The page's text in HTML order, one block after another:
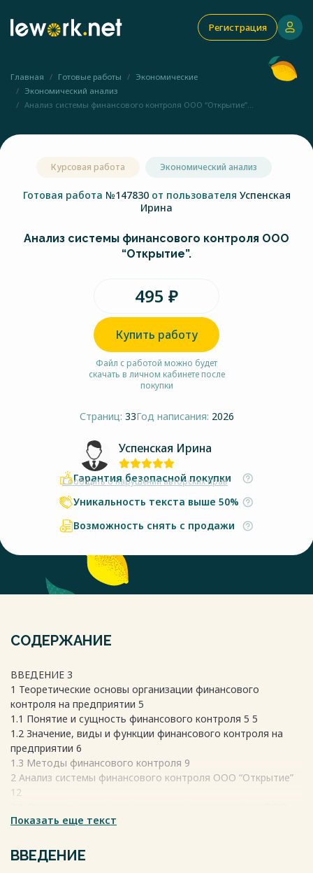
Регистрация
Главная Готовые работы
Экономические
Экономический анализ
Анализ системы финансового контроля ООО “Открытие”...
Курсовая работа Экономический анализ
Готовая работа №147830 от пользователя Успенская
Ирина
Анализ системы финансового контроля ООО
“Открытие”.
495 ₽
Купить работу
Файл с работой можно будет
скачать в личном кабинете после
покупки
Страниц: 33Год написания: 2026
Успенская Ирина
Сообщить о нарушении авторских прав
Гарантия безопасной покупки
Уникальность текста выше 50%
Возможность снять с продажи
СОДЕРЖАНИЕ
ВВЕДЕНИЕ 3
1 Теоретические основы организации финансового
контроля на предприятии 5
1.1 Понятие и сущность финансового контроля 5 5
1.2 Значение, виды и функции финансового контроля на
предприятии 6
1.3 Методы финансового контроля 9
2 Анализ системы финансового контроля ООО “Открытие”
12
“Открытие” 12
“Открытие” 16
2.3 Оценка эффективности системы финансового контроля
Показать еще текст
ВВЕДЕНИЕ